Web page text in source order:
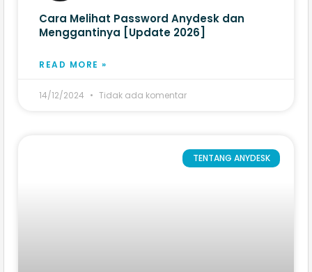
Cara Melihat Password Anydesk dan
Menggantinya [Update 2026]
READ MORE »
14/12/2024 Tidak ada komentar
TENTANG ANYDESK